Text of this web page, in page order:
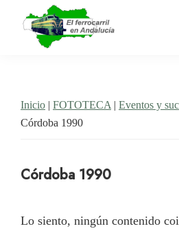
contenido
Andalucía
ferrocarril
en
Inicio | FOTOTECA | Eventos y
Córdoba 1990
Córdoba 1990
Lo siento, ningún contenido